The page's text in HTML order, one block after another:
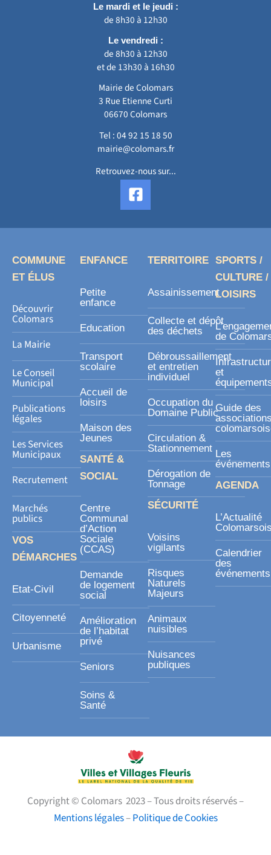
Le mardi et le jeudi :
de 8h30 à 12h30
Le vendredi :
de 8h30 à 12h30
et de 13h30 à 16h30
Mairie de Colomars
3 Rue Etienne Curti
06670 Colomars
Tel :04 92 15 18 50
mairie@colomars.fr
Retrouvez-nous sur...
F
a
c
e
s
r
COMMUNE
ET ÉLUS
Découvrir
Colomars
La Mairie
Le Conseil
Municipal
Publications
légales
Les Services
Municipaux
Recrutement
Marchés
publics
VOS
DÉMARCHES
Etat-Civil
Citoyenneté
Urbanisme
ENFANCE
Petite
enfance
Education
Transport
scolaire
Accueil de
loisirs
Maison des
Jeunes
SANTÉ &
SOCIAL
Centre
Communal
d’Action
Sociale
(CCAS)
Demande
de logement
social
Amélioration
de l’habitat
privé
Seniors
Soins &
Santé
TERRITOIRE
Assainissement
Collecte et dépôt
des déchets
Débroussaillement
et entretien
individuel
Occupation du
Domaine Public
Circulation &
Stationnement
Dérogation de
Tonnage
SÉCURITÉ
Voisins
vigilants
Risques
Naturels
Majeurs
Animaux
nuisibles
Nuisances
publiques
SPORTS /
CULTURE /
LOISIRS
de
et
Guide des
Les
événements
AGENDA
L’Actualité
Calendrier
des
événements
Copyright © Colomars 2023 – Tous droits réservés –
Mentions légales–Politique de Cookies